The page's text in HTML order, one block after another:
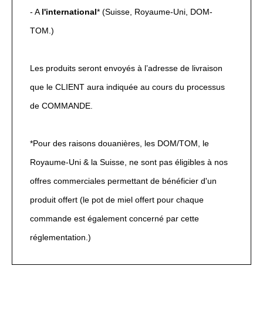
- A l'international* (Suisse, Royaume-Uni, DOM-
TOM.)
Les produits seront envoyés à l’adresse de livraison
que le CLIENT aura indiquée au cours du processus
de COMMANDE.
*Pour des raisons douanières, les DOM/TOM, le
Royaume-Uni & la Suisse, ne sont pas éligibles à nos
offres commerciales permettant de bénéficier d'un
produit offert (le pot de miel offert pour chaque
commande est également concerné par cette
réglementation.)